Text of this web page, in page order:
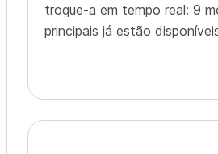
troque-a em tempo real: 9
principais já estão